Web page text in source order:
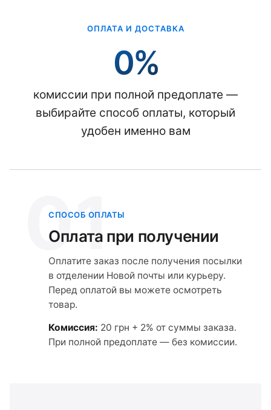
ОПЛАТА И ДОСТАВКА
0%
комиссии при полной предоплате —
выбирайте способ оплаты, который
удобен именно вам
01
СПОСОБ ОПЛАТЫ
Оплата при получении
Оплатите заказ после получения посылки
в отделении Новой почты или курьеру.
Перед оплатой вы можете осмотреть
товар.
Комиссия: 20 грн + 2% от суммы заказа.
При полной предоплате — без комиссии.